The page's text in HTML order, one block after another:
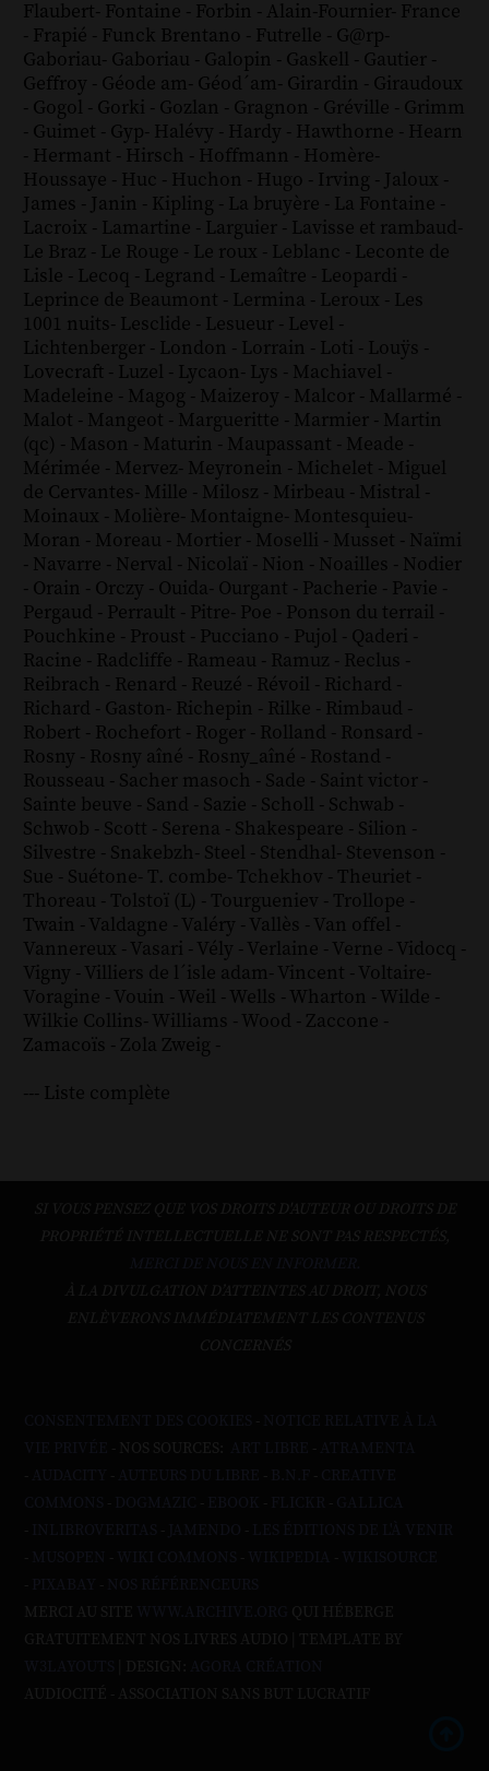
Flaubert- Fontaine - Forbin - Alain-Fournier- France
- Frapié - Funck Brentano - Futrelle - G@rp-
Gaboriau- Gaboriau - Galopin - Gaskell - Gautier -
Geffroy - Géode am- Géod´am- Girardin - Giraudoux
- Gogol - Gorki - Gozlan - Gragnon - Gréville - Grimm
- Guimet - Gyp- Halévy - Hardy - Hawthorne - Hearn
- Hermant - Hirsch - Hoffmann - Homère-
Houssaye - Huc - Huchon - Hugo - Irving - Jaloux -
James - Janin - Kipling - La bruyère - La Fontaine -
Lacroix - Lamartine - Larguier - Lavisse et rambaud-
Le Braz - Le Rouge - Le roux - Leblanc - Leconte de
Lisle - Lecoq - Legrand - Lemaître - Leopardi -
Leprince de Beaumont - Lermina - Leroux - Les
1001 nuits- Lesclide - Lesueur - Level -
Lichtenberger - London - Lorrain - Loti - Louÿs -
Lovecraft - Luzel - Lycaon- Lys - Machiavel -
Madeleine - Magog - Maizeroy - Malcor - Mallarmé -
Malot - Mangeot - Margueritte - Marmier - Martin
(qc) - Mason - Maturin - Maupassant - Meade -
Mérimée - Mervez- Meyronein - Michelet - Miguel
de Cervantes- Mille - Milosz - Mirbeau - Mistral -
Moinaux - Molière- Montaigne- Montesquieu-
Moran - Moreau - Mortier - Moselli - Musset - Naïmi
- Navarre - Nerval - Nicolaï - Nion - Noailles - Nodier
- Orain - Orczy - Ouida- Ourgant - Pacherie - Pavie -
Pergaud - Perrault - Pitre- Poe - Ponson du terrail -
Pouchkine - Proust - Pucciano - Pujol - Qaderi -
Racine - Radcliffe - Rameau - Ramuz - Reclus -
Reibrach - Renard - Reuzé - Révoil - Richard -
Richard - Gaston- Richepin - Rilke - Rimbaud -
Robert - Rochefort - Roger - Rolland - Ronsard -
Rosny - Rosny aîné - Rosny_aîné - Rostand -
Rousseau - Sacher masoch - Sade - Saint victor -
Sainte beuve - Sand - Sazie - Scholl - Schwab -
Schwob - Scott - Serena - Shakespeare - Silion -
Silvestre - Snakebzh- Steel - Stendhal- Stevenson -
Sue - Suétone- T. combe- Tchekhov - Theuriet -
Thoreau - Tolstoï (L) - Tourgueniev - Trollope -
Twain - Valdagne - Valéry - Vallès - Van offel -
Vannereux - Vasari - Vély - Verlaine - Verne - Vidocq -
Vigny - Villiers de l´isle adam- Vincent - Voltaire-
Voragine - Vouin - Weil - Wells - Wharton - Wilde -
Wilkie Collins- Williams - Wood - Zaccone -
Zamacoïs - Zola Zweig -
--- Liste complète